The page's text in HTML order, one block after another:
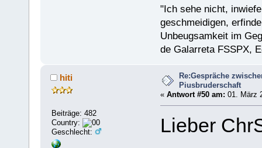
"Ich sehe nicht,
geschmeidigen,
Unbeugsamkeit im
de Galarreta FSSPX,
hiti
Beiträge: 482
Country:
Geschlecht:
Re:Gespräche
Piusbruderschaft
« Antwort #50 am: 01. März
Lieber